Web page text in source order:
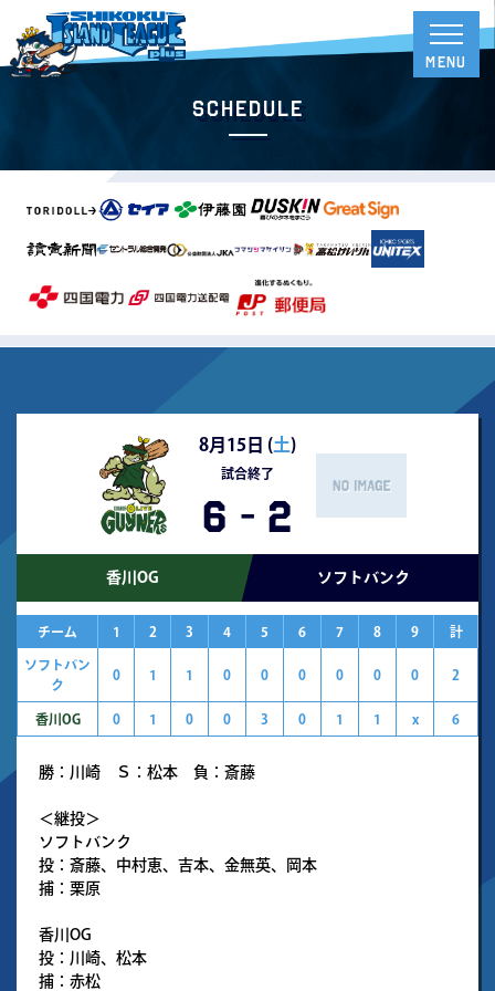
Schedule
8月15日 (土)
試合終了
6 - 2
香川OG ソフトバンク
チーム 1 2 3 4 5 6 7 8 9 計
ソフトバン
ク
0 1 1 0 0 0 0 0 0 2
香川OG 0 1 0 0 3 0 1 1 x 6
勝：川崎 Ｓ：松本 負：斎藤
＜継投＞
ソフトバンク
投：斎藤、中村恵、吉本、金無英、岡本
捕：栗原
香川OG
投：川崎、松本
捕：赤松